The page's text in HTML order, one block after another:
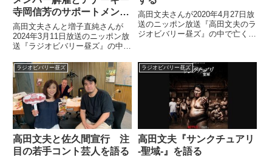
寺岡信芳のサポートメンバ
ー化を語る
高田文夫さんと増子直純さんが
2024年3月11日放送のニッポン放
送『ラジオビバリー昼ズ』の中で
解雇したことについてトーク。開
いた穴をアナーキーの寺岡信芳さ
んにサポートメンバーとして入っ
てもらうことで埋めていると話し
ていました。
高田文夫さんが2020年4月27日放
送のニッポン放送『高田文夫のラ
ジオビバリー昼ズ』の中で亡くな
という。『飛べ！ 孫悟空』はよ
く観てた。独特のハイトーンで繰
り出されるお喋りは楽しか...
ラジオビバリー昼ズ
高田文夫と佐久間宣行 注
目の若手コント芸人を語る
ラジオビバリー昼ズ
高田文夫『サンクチュアリ
-聖域-』を語る